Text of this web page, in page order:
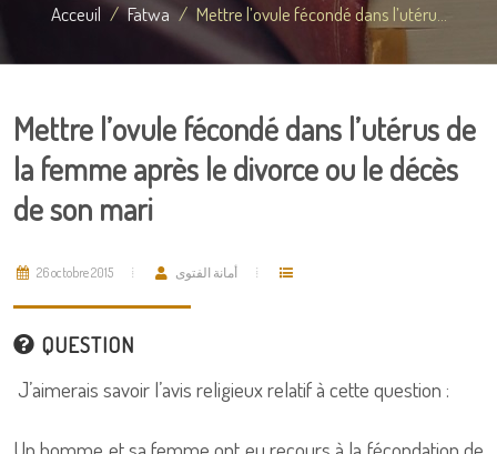
Acceuil Fatwa Mettre l’ovule fécondé dans l’utéru...
Mettre l’ovule fécondé dans l’utérus de
la femme après le divorce ou le décès
de son mari
26 octobre 2015 أمانة الفتوى
QUESTION
J’aimerais savoir l’avis religieux relatif à cette question :